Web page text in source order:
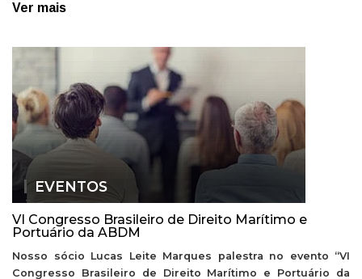
Ver mais
EVENTOS
VI Congresso Brasileiro de Direito Marítimo e
Portuário da ABDM
Nosso sócio Lucas Leite Marques palestra no evento “VI
Congresso Brasileiro de Direito Marítimo e Portuário da